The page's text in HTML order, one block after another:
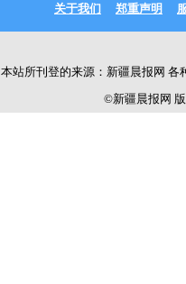
关于我们 郑重声明
本站所刊登的来源：新疆晨报网
©新疆晨报网 版